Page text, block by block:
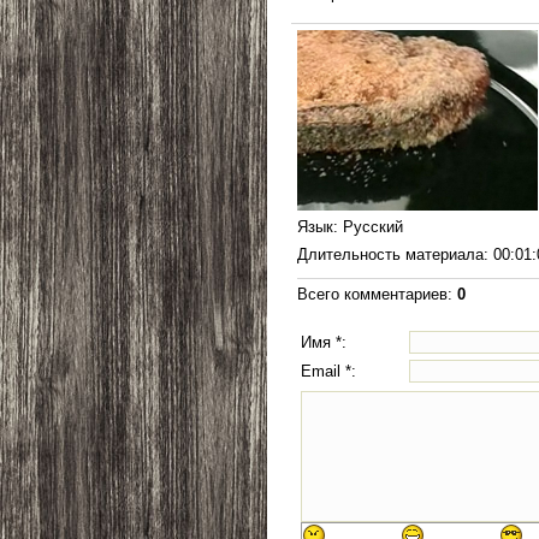
Язык: Русский
Длительность материала:
Всего комментариев: 0
Имя *:
Email *: